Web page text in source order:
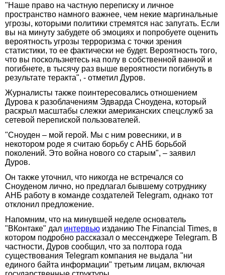
"Наше право на частную переписку и личное
пространство намного важнее, чем некие маргинальные
угрозы, которыми политики стремятся нас запугать. Если
вы на минуту забудете об эмоциях и попробуете оценить
вероятность угрозы терроризма с точки зрения
статистики, то ее фактически не будет. Вероятность того,
что вы поскользнетесь на полу в собственной ванной и
погибнете, в тысячу раз выше вероятности погибнуть в
результате теракта", - отметил Дуров.
Журналисты также поинтересовались отношением
Дурова к разоблачениям Эдварда Сноудена, который
раскрыл масштабы слежки американских спецслужб за
сетевой перепиской пользователей.
"Сноуден – мой герой. Мы с ним ровесники, и в
некотором роде я считаю борьбу с АНБ борьбой
поколений. Это война нового со старым", – заявил
Дуров.
Он также уточнил, что никогда не встречался со
Сноуденом лично, но предлагал бывшему сотруднику
АНБ работу в команде создателей Telegram, однако тот
отклонил предложение.
Напомним, что на минувшей неделе основатель
"ВКонтаке" дал интервью изданию The Financial Times, в
котором подробно рассказал о мессенджере Telegram. В
частности, Дуров сообщил, что за полтора года
существования Telegram компания не выдала "ни
единого байта информации" третьим лицам, включая